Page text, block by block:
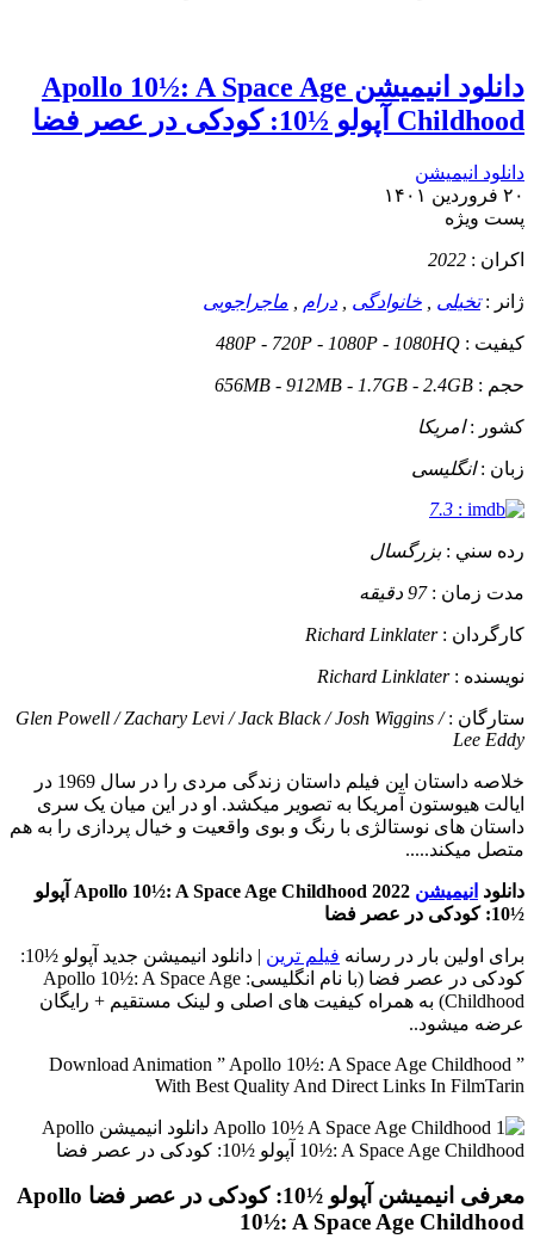
دانلود انیمیشن Apollo 10½: A Space Age
Childhood آپولو ½10: کودکی در عصر فضا
دانلود انیمیشن
۲۰ فروردین ۱۴۰۱
پست ويژه
اکران : 2022
ژانر :تخیلی خانوادگی درام ماجراجویی
کيفيت : 480P - 720P - 1080P - 1080HQ
حجم : 656MB - 912MB - 1.7GB - 2.4GB
کشور :امریکا
زبان :انگلیسی
:
7.3
رده سني :بزرگسال
مدت زمان :97 دقیقه
کارگردان :Richard Linklater
نويسنده :Richard Linklater
ستارگان :Glen Powell / Zachary Levi / Jack Black / Josh Wiggins /
Lee Eddy
خلاصه داستان
این فیلم داستان زندگی مردی را در سال 1969 در
ایالت هیوستون آمریکا به تصویر میکشد. او در این میان یک سری
داستان های نوستالژی با رنگ و بوی واقعیت و خیال پردازی را به هم
متصل میکند.....
دانلود انیمیشن
Apollo 10½: A Space Age Childhood 2022 آپولو
½10: کودکی در عصر فضا
برای اولین بار در رسانه فیلم ترین
| دانلود انیمیشن جدید آپولو ½10:
کودکی در عصر فضا (با نام انگلیسی: Apollo 10½: A Space Age
Childhood) به همراه کیفیت های اصلی و لینک مستقیم + رایگان
عرضه میشود..
Download Animation ” Apollo 10½: A Space Age Childhood ”
With Best Quality And Direct Links In FilmTarin
معرفی انیمیشن آپولو ½10: کودکی در عصر فضا Apollo
10½: A Space Age Childhood